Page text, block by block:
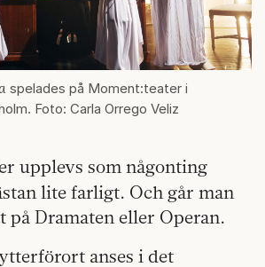
spelades på Moment:teater i
Foto: Carla Orrego Veliz
upplevs som någonting
lite farligt. Och går man
på Dramaten eller Operan.
anses i det